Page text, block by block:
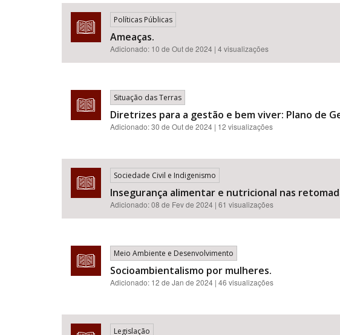
Políticas Públicas
Ameaças.
Adicionado: 10 de Out de 2024 | 4 visualizações
Situação das Terras
Diretrizes para a gestão e bem viver: Plano de
Adicionado:30 de Out de 2024 | 12 visualizações
Sociedade Civil e Indigenismo
Insegurança alimentar e nutricional nas
Adicionado:08 de Fev de 2024 | 61 visualizações
Meio Ambiente e Desenvolvimento
Socioambientalismo por mulheres.
Adicionado: 12 de Jan de 2024 | 46 visualizações
Legislação